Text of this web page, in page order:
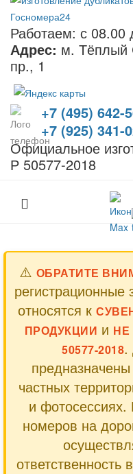
Работаем: с 08.00
Адрес: м. Тёплый
пр., 1
+7 (495) 642-
+7 (925) 341-
Официальное
Р 50577-2018
⚠️ ОБРАТИТЕ
относятся к
ПРОДУКЦИИ и НЕ
50577-2018.
частных
и
номеров на
ответственность